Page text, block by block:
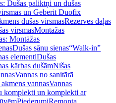
Dušas paliktņi un dušas
un Geberit Duofix
dušas virsmasRezerves daļas
virsmasMontāžas
Montāžas
Dušas sānu sienas“Walk-in”
elementiDušas
kārbas dušāmNišas
Vannas no sanitārā
vannasVannas
komplekti un komplekti ar
PiederumiRemonta